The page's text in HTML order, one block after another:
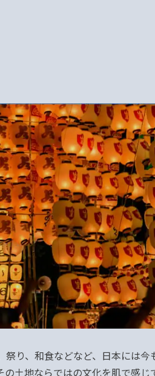
祭り、和食などなど、日本には
の土地ならではの文化を肌で感じ